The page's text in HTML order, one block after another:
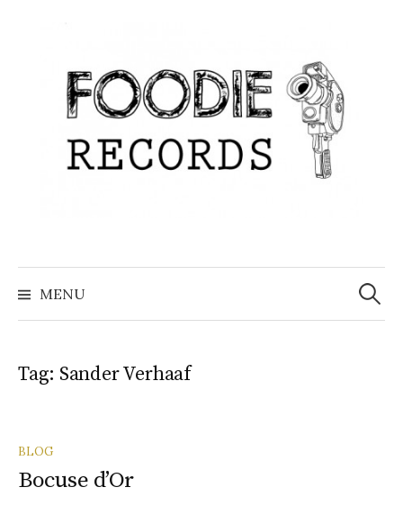
MENU
Search
for:
Tag: Sander Verhaaf
BLOG
Bocuse d’Or